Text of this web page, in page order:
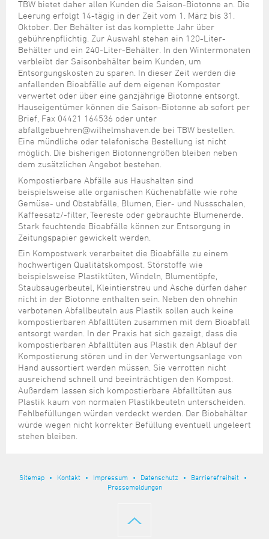
Umwelt-, Natur- und Klimaschutz
Verkehr und Mobilität
Wohnen, Bauen
Wahlen
Schule
Sterbefall
Studium
Umzug und Neubürger
Wohnen und Verbrauchen
Formulare
Online-Terminvergabe
Politik & Verwaltung
Pressemitteilungen
Ratsinformationssystem
Städtische Dienststellen
Stadtrecht
Telefonverzeichnis
Wirtschaftsstruktur
Regionale Kooperationen
Unternehmensnachfolge
Unterstützung für ExistenzgründerInnen
Zukunftsregion JadeBay
Stadtarchiv
Stadtbibliothek
Volkshochschule
Weiterbildung
Stadt Wilhelmshaven
Unterkünfte
Kulturzentrum Pumpwerk
Maritime Meile
Museen und Ausstellungen
Schiffe, Häfen und Meer erleben
Sportangebot
Städtepartnerschaften
Stadtpark
Tag des offenen Denkmals
Veranstaltungsorte
TBW bietet daher allen Kunden die Saison-Biotonne an. Die
Leerung erfolgt 14-tägig in der Zeit vom 1. März bis 31.
Oktober. Der Behälter ist das komplette Jahr über
gebührenpflichtig. Zur Auswahl stehen ein 120-Liter-
Behälter und ein 240-Liter-Behälter. In den Wintermonaten
verbleibt der Saisonbehälter beim Kunden, um
Entsorgungskosten zu sparen. In dieser Zeit werden die
anfallenden Bioabfälle auf dem eigenen Komposter
verwertet oder über eine ganzjährige Biotonne entsorgt.
Hauseigentümer können die Saison-Biotonne ab sofort per
Brief, Fax 04421 164536 oder unter
abfallgebuehren@wilhelmshaven.de bei TBW bestellen.
Eine mündliche oder telefonische Bestellung ist nicht
möglich. Die bisherigen Biotonnengrößen bleiben neben
dem zusätzlichen Angebot bestehen.
Kompostierbare Abfälle aus Haushalten sind
beispielsweise alle organischen Küchenabfälle wie rohe
Gemüse- und Obstabfälle, Blumen, Eier- und Nussschalen,
Kaffeesatz/-filter, Teereste oder gebrauchte Blumenerde.
Stark feuchtende Bioabfälle können zur Entsorgung in
Zeitungspapier gewickelt werden.
Ein Kompostwerk verarbeitet die Bioabfälle zu einem
hochwertigen Qualitätskompost. Störstoffe wie
beispielsweise Plastiktüten, Windeln, Blumentöpfe,
Staubsaugerbeutel, Kleintierstreu und Asche dürfen daher
nicht in der Biotonne enthalten sein. Neben den ohnehin
verbotenen Abfallbeuteln aus Plastik sollen auch keine
kompostierbaren Abfalltüten zusammen mit dem Bioabfall
entsorgt werden. In der Praxis hat sich gezeigt, dass die
kompostierbaren Abfalltüten aus Plastik den Ablauf der
Kompostierung stören und in der Verwertungsanlage von
Hand aussortiert werden müssen. Sie verrotten nicht
ausreichend schnell und beeinträchtigen den Kompost.
Außerdem lassen sich kompostierbare Abfalltüten aus
Plastik kaum von normalen Plastikbeuteln unterscheiden.
Fehlbefüllungen würden verdeckt werden. Der Biobehälter
würde wegen nicht korrekter Befüllung eventuell ungeleert
stehen bleiben.
Sitemap Kontakt Impressum Datenschutz
Barrierefreiheit
Pressemeldungen